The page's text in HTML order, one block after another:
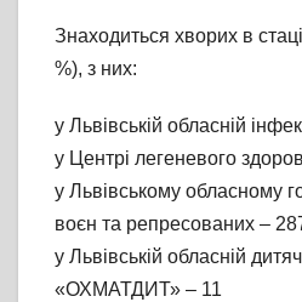
Знаходиться хворих в
%), з них:
у Львівській обласній
у Центрі легеневого
у Львівському обласному
воєн та репресованих –
у Львівській обласній
«ОХМАТДИТ» – 11